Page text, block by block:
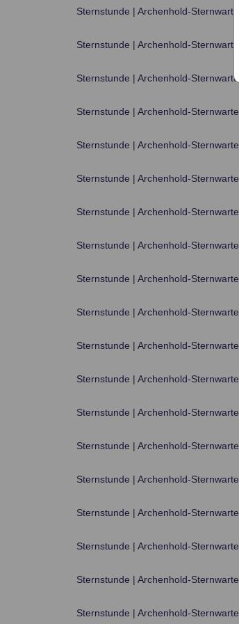
Sternstunde | Archenhold-Sternwarte
Sternstunde | Archenhold-Sternwarte
Sternstunde | Archenhold-Sternwarte
Sternstunde | Archenhold-Sternwarte
Sternstunde | Archenhold-Sternwarte
Sternstunde | Archenhold-Sternwarte
Sternstunde | Archenhold-Sternwarte
Sternstunde | Archenhold-Sternwarte
Sternstunde | Archenhold-Sternwarte
Sternstunde | Archenhold-Sternwarte
Sternstunde | Archenhold-Sternwarte
Sternstunde | Archenhold-Sternwarte
Sternstunde | Archenhold-Sternwarte
Sternstunde | Archenhold-Sternwarte
Sternstunde | Archenhold-Sternwarte
Sternstunde | Archenhold-Sternwarte
Sternstunde | Archenhold-Sternwarte
Sternstunde | Archenhold-Sternwarte
Sternstunde | Archenhold-Sternwarte